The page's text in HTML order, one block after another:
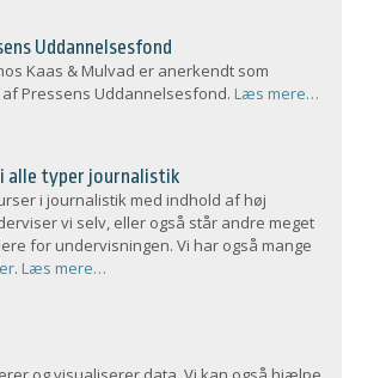
Uddannelsesfond
Kaas & Mulvad er anerkendt som
Pressens Uddannelsesfond. Læs mere…
alle typer journalistik
i journalistik med indhold af høj
vi selv, eller også står andre meget
for undervisningen. Vi har også mange
. Læs mere…